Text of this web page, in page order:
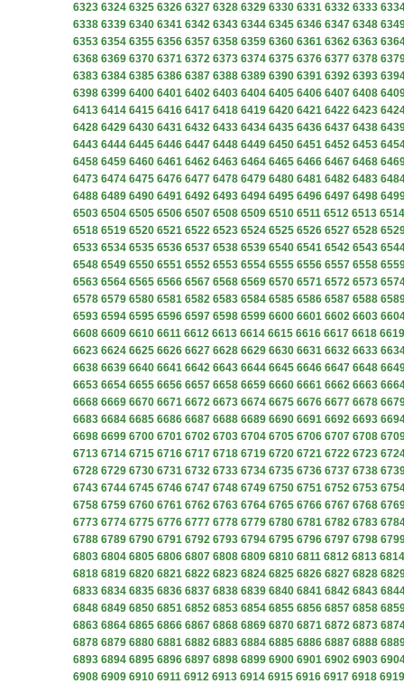
6323 6324 6325 6326 6327 6328 6329 6330 6331 6332 6333
6338 6339 6340 6341 6342 6343 6344 6345 6346 6347 6348
6353 6354 6355 6356 6357 6358 6359 6360 6361 6362 6363
6368 6369 6370 6371 6372 6373 6374 6375 6376 6377 6378
6383 6384 6385 6386 6387 6388 6389 6390 6391 6392 6393
6398 6399 6400 6401 6402 6403 6404 6405 6406 6407 6408
6413 6414 6415 6416 6417 6418 6419 6420 6421 6422 6423
6428 6429 6430 6431 6432 6433 6434 6435 6436 6437 6438
6443 6444 6445 6446 6447 6448 6449 6450 6451 6452 6453
6458 6459 6460 6461 6462 6463 6464 6465 6466 6467 6468
6473 6474 6475 6476 6477 6478 6479 6480 6481 6482 6483
6488 6489 6490 6491 6492 6493 6494 6495 6496 6497 6498
6503 6504 6505 6506 6507 6508 6509 6510 6511 6512 6513 6514
6518 6519 6520 6521 6522 6523 6524 6525 6526 6527 6528
6533 6534 6535 6536 6537 6538 6539 6540 6541 6542 6543
6548 6549 6550 6551 6552 6553 6554 6555 6556 6557 6558
6563 6564 6565 6566 6567 6568 6569 6570 6571 6572 6573
6578 6579 6580 6581 6582 6583 6584 6585 6586 6587 6588
6593 6594 6595 6596 6597 6598 6599 6600 6601 6602 6603
6608 6609 6610 6611 6612 6613 6614 6615 6616 6617 6618 6619
6623 6624 6625 6626 6627 6628 6629 6630 6631 6632 6633
6638 6639 6640 6641 6642 6643 6644 6645 6646 6647 6648
6653 6654 6655 6656 6657 6658 6659 6660 6661 6662 6663
6668 6669 6670 6671 6672 6673 6674 6675 6676 6677 6678
6683 6684 6685 6686 6687 6688 6689 6690 6691 6692 6693
6698 6699 6700 6701 6702 6703 6704 6705 6706 6707 6708
6713 6714 6715 6716 6717 6718 6719 6720 6721 6722 6723
6728 6729 6730 6731 6732 6733 6734 6735 6736 6737 6738
6743 6744 6745 6746 6747 6748 6749 6750 6751 6752 6753
6758 6759 6760 6761 6762 6763 6764 6765 6766 6767 6768
6773 6774 6775 6776 6777 6778 6779 6780 6781 6782 6783
6788 6789 6790 6791 6792 6793 6794 6795 6796 6797 6798
6803 6804 6805 6806 6807 6808 6809 6810 6811 6812 6813 6814
6818 6819 6820 6821 6822 6823 6824 6825 6826 6827 6828
6833 6834 6835 6836 6837 6838 6839 6840 6841 6842 6843
6848 6849 6850 6851 6852 6853 6854 6855 6856 6857 6858
6863 6864 6865 6866 6867 6868 6869 6870 6871 6872 6873
6878 6879 6880 6881 6882 6883 6884 6885 6886 6887 6888
6893 6894 6895 6896 6897 6898 6899 6900 6901 6902 6903
6908 6909 6910 6911 6912 6913 6914 6915 6916 6917 6918 6919